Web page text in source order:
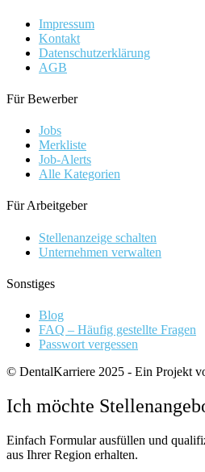
Impressum
Kontakt
Datenschutzerklärung
AGB
Für Bewerber
Jobs
Merkliste
Job-Alerts
Alle Kategorien
Für Arbeitgeber
Stellenanzeige schalten
Unternehmen verwalten
Sonstiges
Blog
FAQ – Häufig gestellte Fragen
Passwort vergessen
© DentalKarriere 2025 - Ein Projekt
Ich möchte
Einfach Formular ausfüllen und
aus Ihrer Region erhalten.